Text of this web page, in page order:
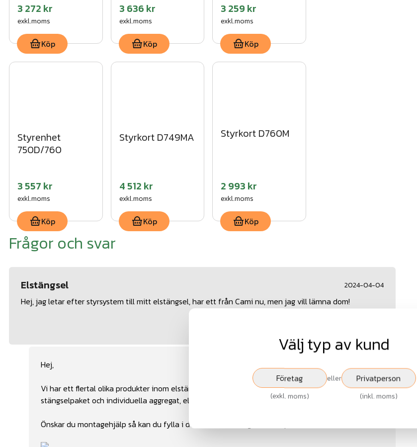
3 272 kr
exkl.moms
Köp
3 636 kr
exkl.moms
Köp
3 259 kr
exkl.moms
Köp
Styrenhet
750D/760
3 557 kr
exkl.moms
Köp
Styrkort D749MA
4 512 kr
exkl.moms
Köp
Styrkort D760M
2 993 kr
exkl.moms
Köp
Frågor och svar
2024-04-04
Elstängsel
Hej, jag letar efter styrsystem till mitt elstängsel, har ett från Cami nu, men jag vill lämna dom!
Hej,
Vi har ett flertal olika produkter inom elstängsel från märket Gallagher, både kompletta
stängselpaket och individuella aggregat, elband, trådar etc.
Önskar du montagehjälp så kan du fylla i denna offerförfrågan, klicka på länken.
Välj typ av kund
Företag
(exkl. moms)
eller Privatperson
(inkl. moms)